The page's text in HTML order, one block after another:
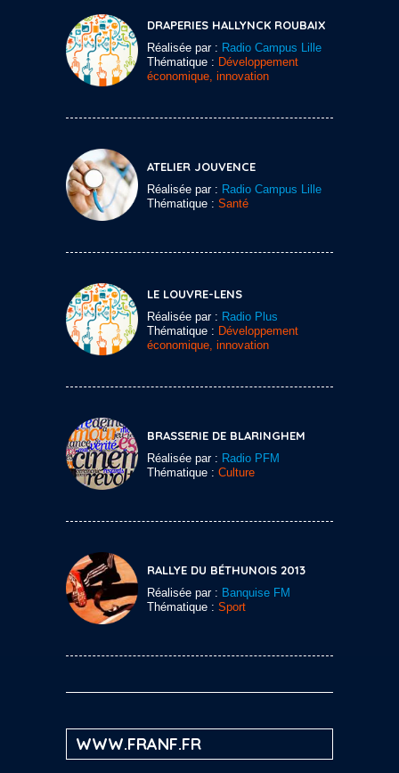
DRAPERIES HALLYNCK ROUBAIX
Réalisée par : Radio Campus Lille
Thématique : Développement
économique, innovation
ATELIER JOUVENCE
Réalisée par : Radio Campus Lille
Thématique : Santé
LE LOUVRE-LENS
Réalisée par : Radio Plus
Thématique : Développement
économique, innovation
BRASSERIE DE BLARINGHEM
Réalisée par : Radio PFM
Thématique : Culture
RALLYE DU BÉTHUNOIS 2013
Réalisée par : Banquise FM
Thématique : Sport
WWW.FRANF.FR